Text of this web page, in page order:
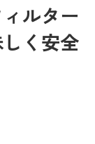
ルター
く安全